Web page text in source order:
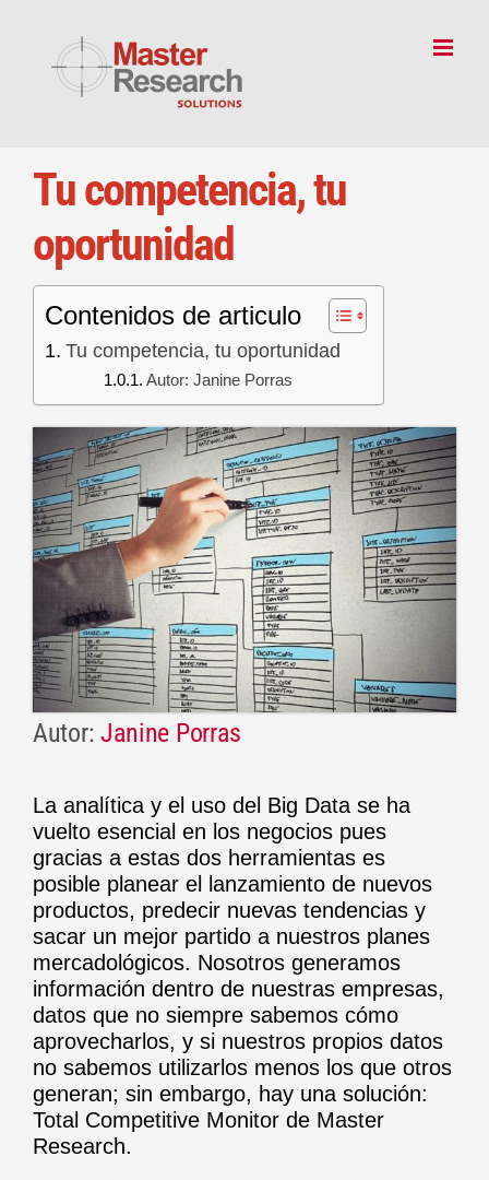
content
Tu competencia, tu
oportunidad
Contenidos de articulo
Tu competencia, tu oportunidad
Autor: Janine Porras
Autor: Janine Porras
La analítica y el uso del Big Data se ha
vuelto esencial en los negocios pues
gracias a estas dos herramientas es
posible planear el lanzamiento de nuevos
productos, predecir nuevas tendencias y
sacar un mejor partido a nuestros planes
mercadológicos. Nosotros generamos
información dentro de nuestras empresas,
datos que no siempre sabemos cómo
aprovecharlos, y si nuestros propios datos
no sabemos utilizarlos menos los que otros
generan; sin embargo, hay una solución:
Total Competitive Monitor de Master
Research.